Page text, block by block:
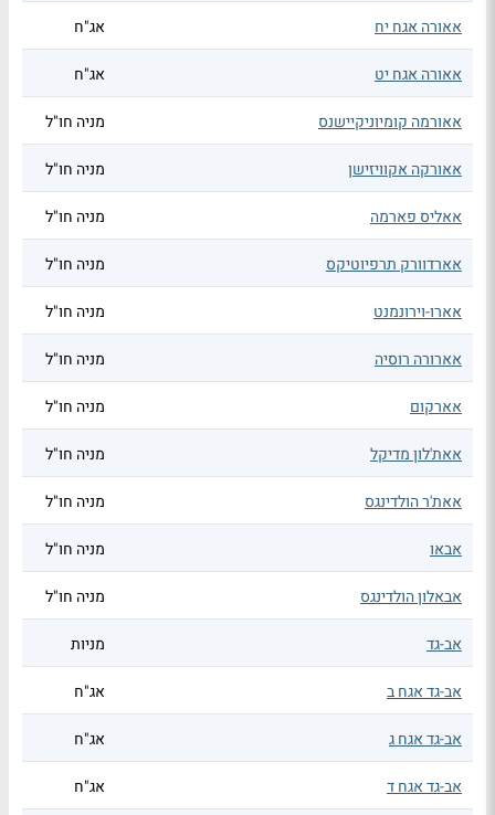
אאורה אגח יח אג"ח
אאורה אגח יט אג"ח
אאורמה קומיוניקיישנס מניה חו"ל
אאורקה אקוויזישן מניה חו"ל
אאליס פארמה מניה חו"ל
אארדוורק תרפיוטיקס מניה חו"ל
אארו-וירונמנט מניה חו"ל
אארורה רוסיה מניה חו"ל
אארקום מניה חו"ל
אאת'לון מדיקל מניה חו"ל
אאת'ר הולדינגס מניה חו"ל
אבאו מניה חו"ל
אבאלון הולדינגס מניה חו"ל
אב-גד מניות
אב-גד אגח ב אג"ח
אב-גד אגח ג אג"ח
אב-גד אגח ד אג"ח